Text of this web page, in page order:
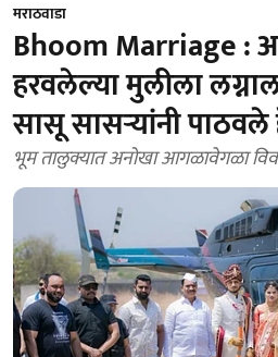
मराठवाडा
Bhoom Marriage :
हरवलेल्या मुलीला
सासू सासऱ्यांनी पाठवले
भूम तालुक्यात अनोखा आगळावेगळा